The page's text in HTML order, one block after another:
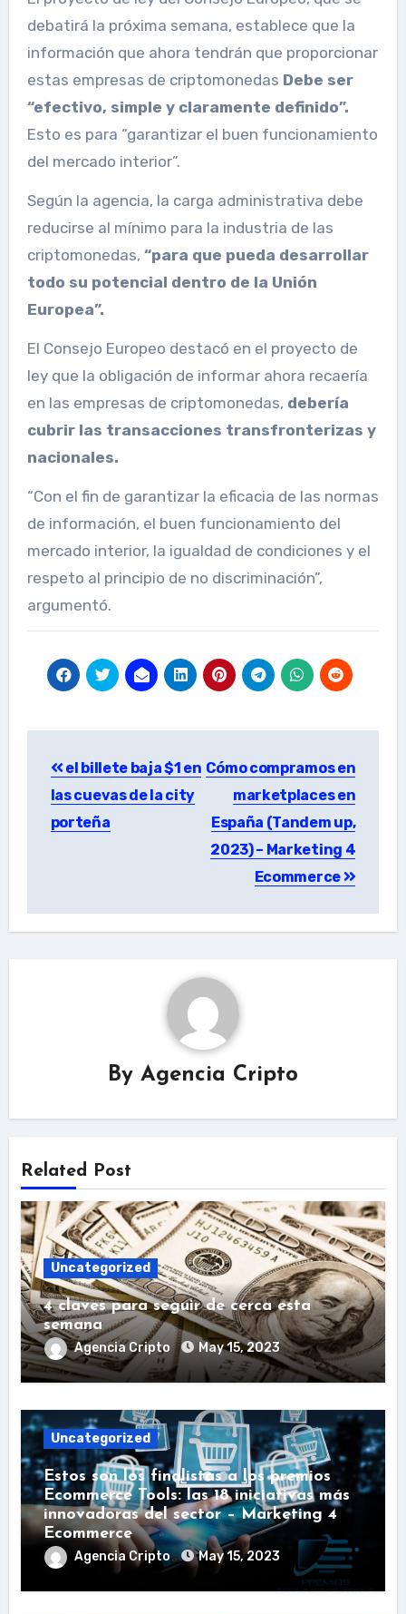
debatirá la próxima semana, establece que la
información que ahora tendrán que proporcionar
estas empresas de criptomonedas Debe ser
“efectivo, simple y claramente definido”.
Esto es para “garantizar el buen funcionamiento
del mercado interior”.
Según la agencia, la carga administrativa debe
reducirse al mínimo para la industria de las
criptomonedas, “para que pueda desarrollar
todo su potencial dentro de la Unión
Europea”.
El Consejo Europeo destacó en el proyecto de
ley que la obligación de informar ahora recaería
en las empresas de criptomonedas, debería
cubrir las transacciones transfronterizas y
nacionales.
“Con el fin de garantizar la eficacia de las normas
de información, el buen funcionamiento del
mercado interior, la igualdad de condiciones y el
respeto al principio de no discriminación”,
argumentó.
navigation
el billete baja $1 en
las cuevas de la city
porteña
Cómo compramos en
marketplaces en
España (Tandem up,
2023) – Marketing 4
Ecommerce
By Agencia Cripto
Related Post
Uncategorized
4 claves para seguir de cerca esta
semana
Agencia Cripto May 15, 2023
Uncategorized
Estos son los finalistas a los premios
Ecommerce Tools: las 18 iniciativas más
innovadoras del sector – Marketing 4
Ecommerce
Agencia Cripto May 15, 2023